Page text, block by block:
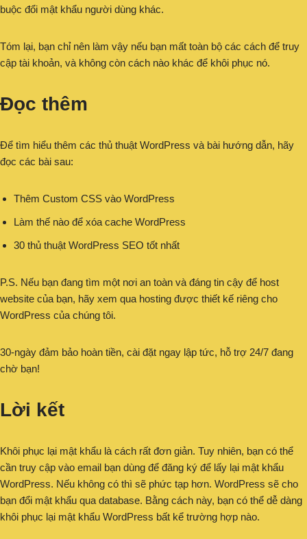
buộc đổi mật khẩu người dùng khác.
Tóm lại, bạn chỉ nên làm vậy nếu bạn mất toàn bộ các cách để truy
cập tài khoản, và không còn cách nào khác để khôi phục nó.
Đọc thêm
Để tìm hiểu thêm các thủ thuật WordPress và bài hướng dẫn, hãy
đọc các bài sau:
Thêm Custom CSS vào WordPress
Làm thế nào để xóa cache WordPress
30 thủ thuật WordPress SEO tốt nhất
P.S. Nếu bạn đang tìm một nơi an toàn và đáng tin cậy để host
website của bạn, hãy xem qua hosting được thiết kế riêng cho
WordPress của chúng tôi.
30-ngày đảm bảo hoàn tiền, cài đặt ngay lập tức, hỗ trợ 24/7 đang
chờ bạn!
Lời kết
Khôi phục lại mật khẩu là cách rất đơn giản. Tuy nhiên, bạn có thể
cần truy cập vào email bạn dùng để đăng ký để lấy lại mật khẩu
WordPress. Nếu không có thì sẽ phức tạp hơn. WordPress sẽ cho
bạn đổi mật khẩu qua database. Bằng cách này, bạn có thể dễ dàng
khôi phục lại mật khẩu WordPress bất kể trường hợp nào.